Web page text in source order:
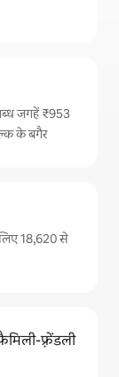
जगहें ₹953
के बगैर
18,620 से
फ़्रेंडली